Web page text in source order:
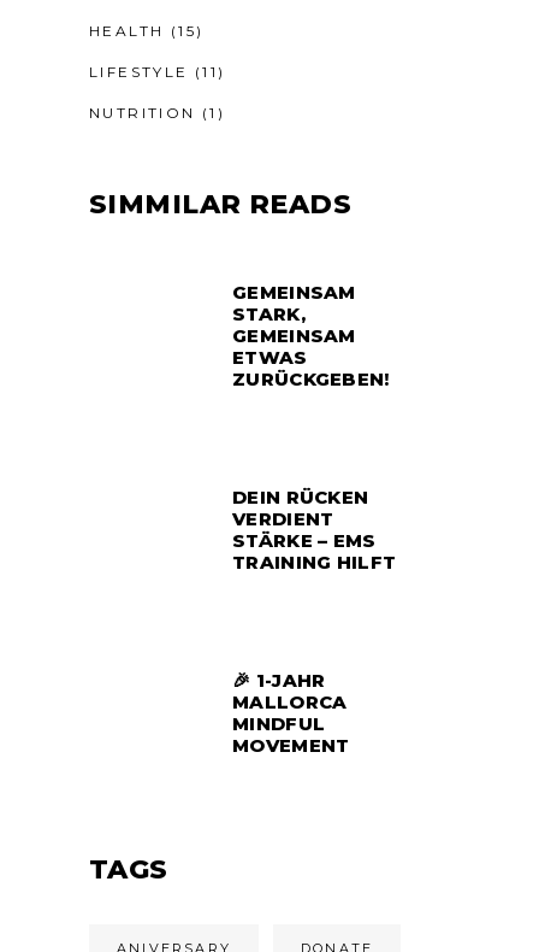
HEALTH (15)
LIFESTYLE (11)
NUTRITION (1)
SIMMILAR READS
GEMEINSAM
STARK,
GEMEINSAM
ETWAS
ZURÜCKGEBEN!
DEIN RÜCKEN
VERDIENT
STÄRKE – EMS
TRAINING HILFT
🎉 1-JAHR
MALLORCA
MINDFUL
MOVEMENT
TAGS
ANIVERSARY DONATE